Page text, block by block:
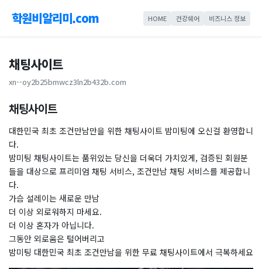
학원비알리미.com HOME 건강쉐어 비즈니스 정보
​채팅사이트
xn--oy2b25bmwcz3ln2b432b.com
채팅사이트
대한민국 최초 조건만남만을 위한 채팅사이트 밤미팅에 오신걸 환영합니
다.
밤미팅 채팅사이트는 품위있는 당신을 더욱더 가치있게, 검증된 회원분
들을 대상으로 프리미엄 채팅 서비스, 조건만남 채팅 서비스를 제공합니
다.
가슴 설레이는 새로운 만남
더 이상 외로워하지 마세요.
더 이상 혼자가 아닙니다.
그동안 외로움은 털어버리고
밤미팅 대한민국 최초 조건만남을 위한 무료 채팅사이트에서 극복하세요